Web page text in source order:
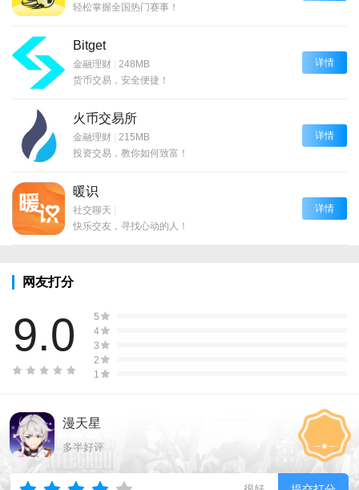
轻松掌握全国热门赛事！
Bitget
金融理财 | 248MB
货币交易，安全便捷！
详情
火币交易所
金融理财 | 215MB
投资交易，教你如何致富！
详情
暖识
社交聊天 |
快乐交友，寻找心动的人！
详情
网友打分
9.0
5
4
3
2
1
漫天星
多半好评